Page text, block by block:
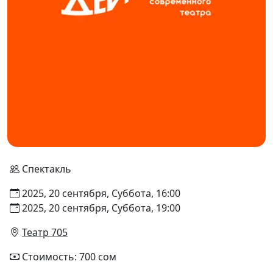
Спектакль
2025, 20 сентября, Суббота, 16:00
2025, 20 сентября, Суббота, 19:00
Театр 705
Стоимость: 700 сом